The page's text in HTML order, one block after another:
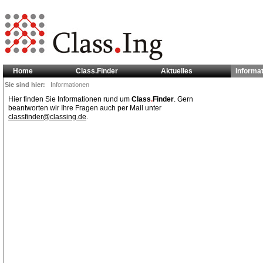
Sie sind hier: Informationen
Home Class.Finder Aktuelles
Hier finden Sie Informationen rund um Class.Finder. Gern
beantworten wir Ihre Fragen auch per Mail unter
classfinder@classing.de.